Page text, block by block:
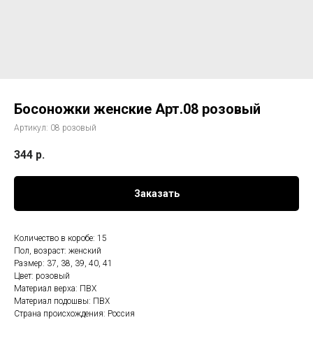
Босоножки женские Арт.08 розовый
Артикул: 08 розовый
344 р.
Заказать
Количество в коробе: 15
Пол, возраст: женский
Размер: 37, 38, 39, 40, 41
Цвет: розовый
Материал верха: ПВХ
Материал подошвы: ПВХ
Страна происхождения: Россия